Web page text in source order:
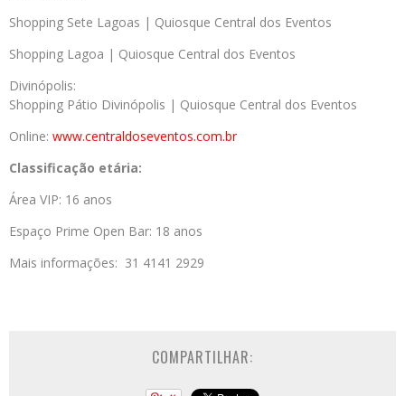
Shopping Sete Lagoas | Quiosque Central dos Eventos
Shopping Lagoa | Quiosque Central dos Eventos
Divinópolis:
Shopping Pátio Divinópolis | Quiosque Central dos Eventos
Online: www.centraldoseventos.com.br
Classificação etária:
Área VIP: 16 anos
Espaço Prime Open Bar: 18 anos
Mais informações: 31 4141 2929
COMPARTILHAR: